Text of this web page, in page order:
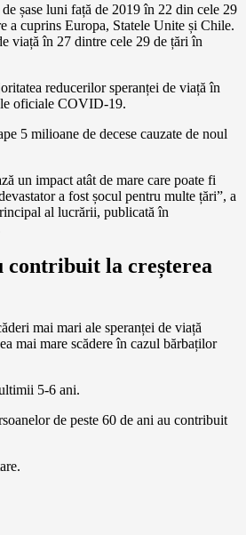
șase luni față de 2019 în 22 din cele 29
a cuprins Europa, Statele Unite și Chile.
viață în 27 dintre cele 29 de țări în
reducerilor speranței de viață în
oficiale COVID-19.
5 milioane de decese cauzate de noul
un impact atât de mare care poate fi
a fost șocul pentru multe țări”, a
al lucrării, publicată în
contribuit la creșterea
mai mari ale speranței de viață
mai mare scădere în cazul bărbaților
5-6 ani.
de peste 60 de ani au contribuit